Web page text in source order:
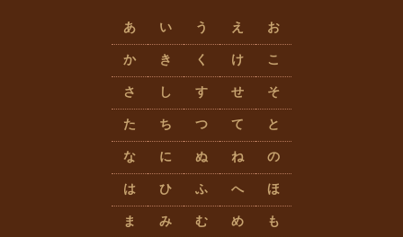
あ い う え お
か き く け こ
さ し す せ そ
た ち つ て と
な に ぬ ね の
は ひ ふ へ ほ
ま み む め も